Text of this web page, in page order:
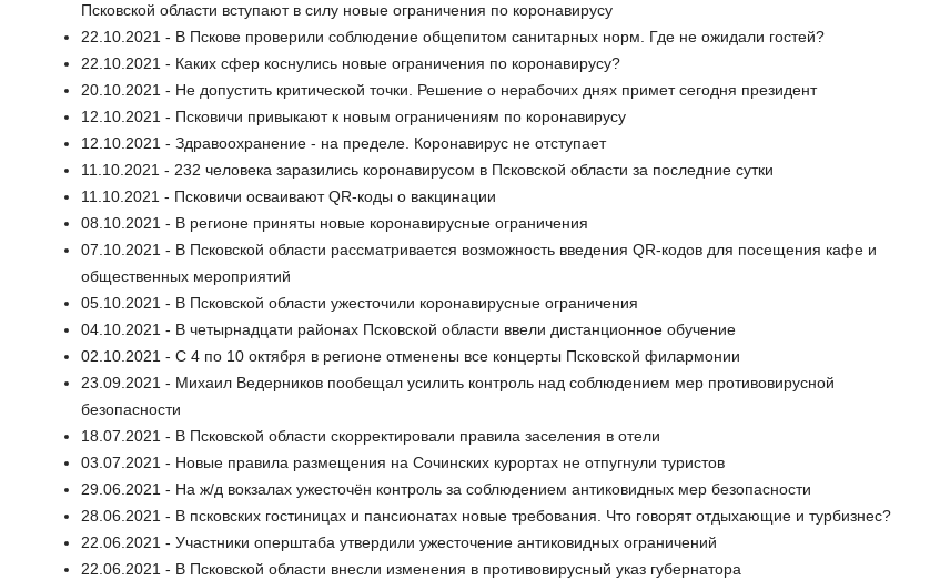
Псковской области вступают в силу новые ограничения по коронавирусу
22.10.2021 - В Пскове проверили соблюдение общепитом санитарных норм. Где не ожидали гостей?
22.10.2021 - Каких сфер коснулись новые ограничения по коронавирусу?
20.10.2021 - Не допустить критической точки. Решение о нерабочих днях примет сегодня президент
12.10.2021 - Псковичи привыкают к новым ограничениям по коронавирусу
12.10.2021 - Здравоохранение - на пределе. Коронавирус не отступает
11.10.2021 - 232 человека заразились коронавирусом в Псковской области за последние сутки
11.10.2021 - Псковичи осваивают QR-коды о вакцинации
08.10.2021 - В регионе приняты новые коронавирусные ограничения
07.10.2021 - В Псковской области рассматривается возможность введения QR-кодов для посещения кафе и
общественных мероприятий
05.10.2021 - В Псковской области ужесточили коронавирусные ограничения
04.10.2021 - В четырнадцати районах Псковской области ввели дистанционное обучение
02.10.2021 - С 4 по 10 октября в регионе отменены все концерты Псковской филармонии
23.09.2021 - Михаил Ведерников пообещал усилить контроль над соблюдением мер противовирусной
безопасности
18.07.2021 - В Псковской области скорректировали правила заселения в отели
03.07.2021 - Новые правила размещения на Сочинских курортах не отпугнули туристов
29.06.2021 - На ж/д вокзалах ужесточён контроль за соблюдением антиковидных мер безопасности
28.06.2021 - В псковских гостиницах и пансионатах новые требования. Что говорят отдыхающие и турбизнес?
22.06.2021 - Участники оперштаба утвердили ужесточение антиковидных ограничений
22.06.2021 - В Псковской области внесли изменения в противовирусный указ губернатора